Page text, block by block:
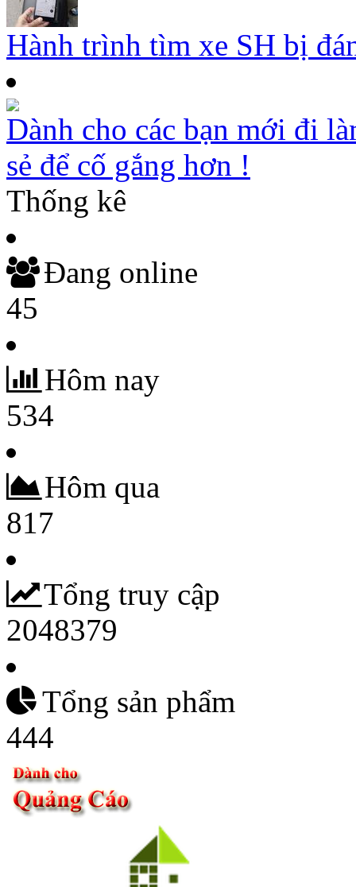
Hành trình tìm xe SH bị
Dành cho các bạn mới đi
sẻ để cố gắng hơn !
Thống kê
Đang online
45
Hôm nay
534
Hôm qua
817
Tổng truy cập
2048379
Tổng sản phẩm
444